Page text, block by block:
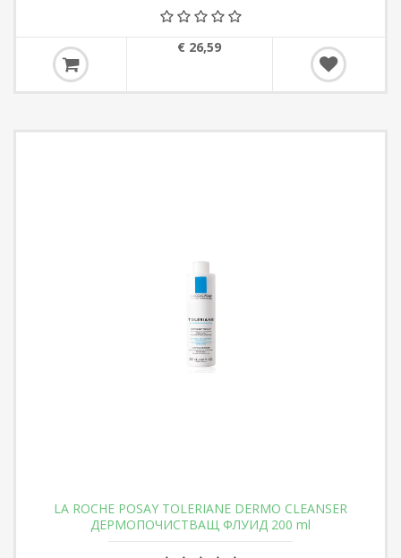
€ 26,59
LA ROCHE POSAY TOLERIANE DERMO CLEANSER
ДЕРМОПОЧИСТВАЩ ФЛУИД 200 ml